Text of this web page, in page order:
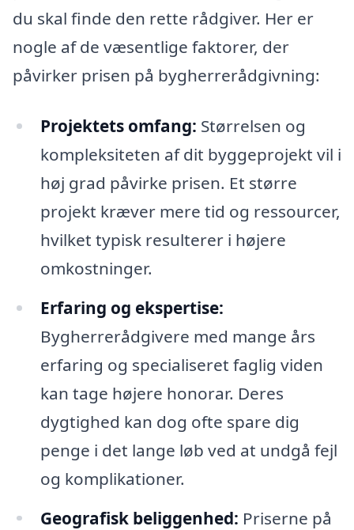
du skal finde den rette rådgiver. Her er
nogle af de væsentlige faktorer, der
påvirker prisen på bygherrerådgivning:
Projektets omfang: Størrelsen og
kompleksiteten af dit byggeprojekt vil i
høj grad påvirke prisen. Et større
projekt kræver mere tid og ressourcer,
hvilket typisk resulterer i højere
omkostninger.
Erfaring og ekspertise:
Bygherrerådgivere med mange års
erfaring og specialiseret faglig viden
kan tage højere honorar. Deres
dygtighed kan dog ofte spare dig
penge i det lange løb ved at undgå fejl
og komplikationer.
Geografisk beliggenhed: Priserne på